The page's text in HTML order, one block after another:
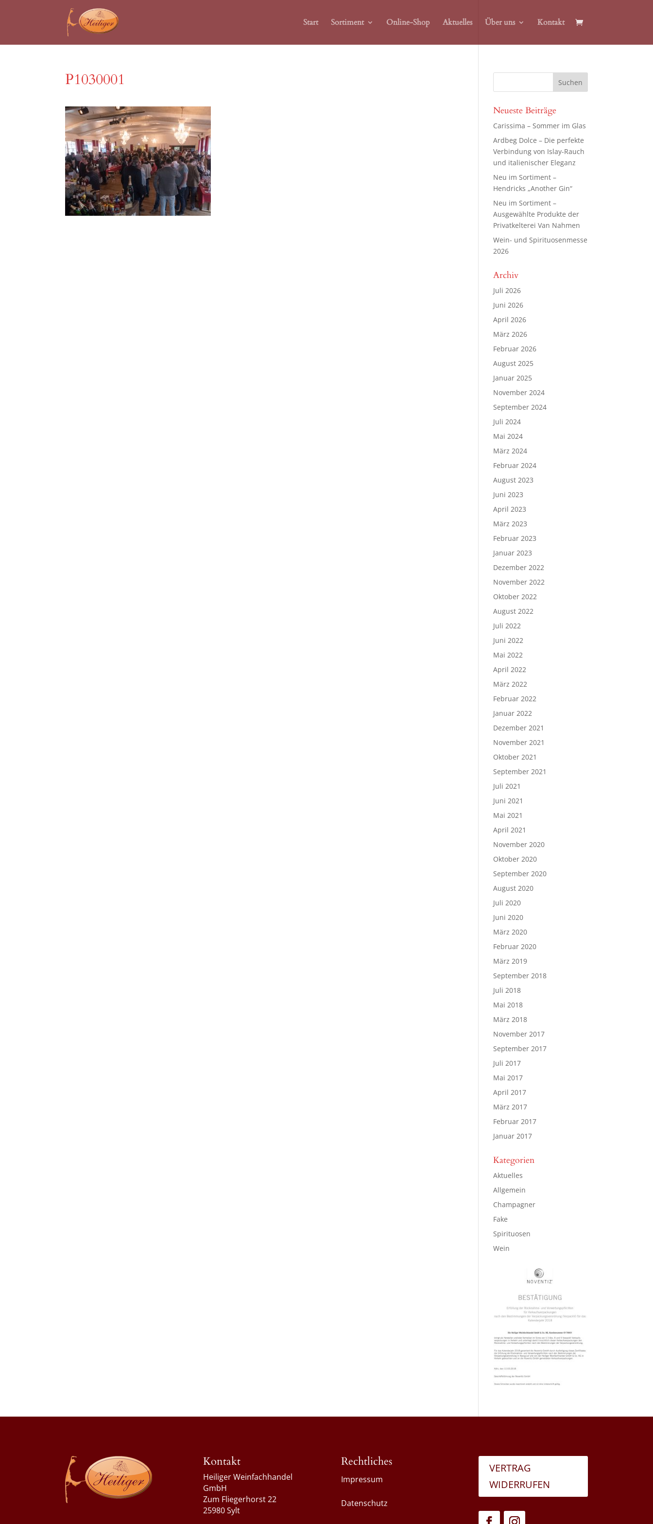
Start Sortiment Online-Shop Aktuelles Über uns Kontakt
P1030001
Neueste Beiträge
Carissima – Sommer im Glas
Ardbeg Dolce – Die perfekte
Verbindung von Islay-Rauch
und italienischer Eleganz
Neu im Sortiment –
Hendricks „Another Gin“
Neu im Sortiment –
Ausgewählte Produkte der
Privatkelterei Van Nahmen
Wein- und Spirituosenmesse
2026
Archiv
Juli 2026
Juni 2026
April 2026
März 2026
Februar 2026
August 2025
Januar 2025
November 2024
September 2024
Juli 2024
Mai 2024
März 2024
Februar 2024
August 2023
Juni 2023
April 2023
März 2023
Februar 2023
Januar 2023
Dezember 2022
November 2022
Oktober 2022
August 2022
Juli 2022
Juni 2022
Mai 2022
April 2022
März 2022
Februar 2022
Januar 2022
Dezember 2021
November 2021
Oktober 2021
September 2021
Juli 2021
Juni 2021
Mai 2021
April 2021
November 2020
Oktober 2020
September 2020
August 2020
Juli 2020
Juni 2020
März 2020
Februar 2020
März 2019
September 2018
Juli 2018
Mai 2018
März 2018
November 2017
September 2017
Juli 2017
Mai 2017
April 2017
März 2017
Februar 2017
Januar 2017
Kategorien
Aktuelles
Allgemein
Champagner
Fake
Spirituosen
Wein
Kontakt
Heiliger Weinfachhandel
GmbH
Zum Fliegerhorst 22
25980 Sylt
Rechtliches
Impressum
Datenschutz
VERTRAG
WIDERRUFEN